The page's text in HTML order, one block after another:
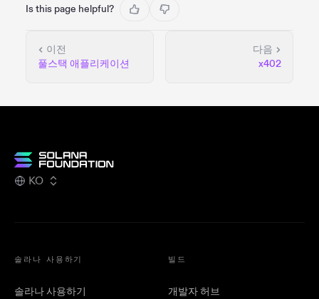
Is this page helpful?
이전
풀스택 애플리케이션
다음
x402
KO
솔라나 사용하기
솔라나 사용하기
빌드
개발자 허브